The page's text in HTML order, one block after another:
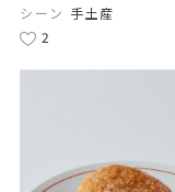
シーン 手土産
2